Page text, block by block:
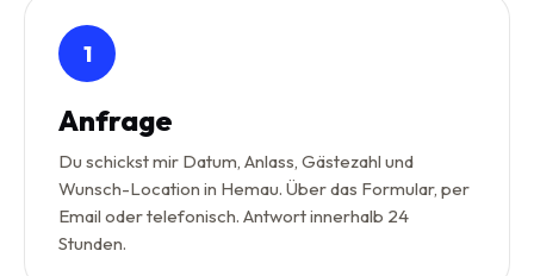
1
Anfrage
Du schickst mir Datum, Anlass, Gästezahl und
Wunsch-Location in Hemau. Über das Formular, per
Email oder telefonisch. Antwort innerhalb 24
Stunden.